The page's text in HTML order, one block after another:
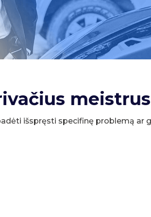
išspręsti specifinę problemą ar